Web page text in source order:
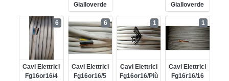
Gialloverde
Gialloverde
Cavi Elettrici
Fg16or16/4
6
Cavi Elettrici
Fg16or16/5
6
Cavi Elettrici
Fg16or16/più
1
Cavi Elettrici
Fg16r16/16
1